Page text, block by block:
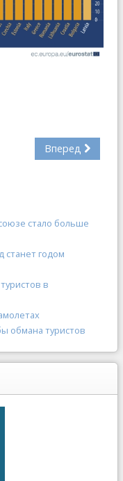
Вперед
стало больше
станет годом
в
обмана туристов